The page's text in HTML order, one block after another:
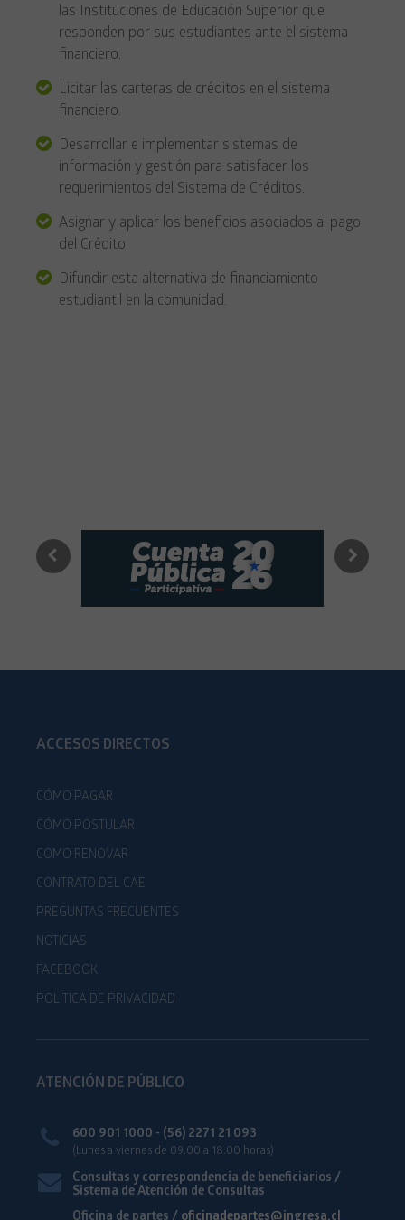
las Instituciones de Educación Superior que
responden por sus estudiantes ante el sistema
financiero.
Licitar las carteras de créditos en el sistema
financiero.
Desarrollar e implementar sistemas de
información y gestión para satisfacer los
requerimientos del Sistema de Créditos.
Asignar y aplicar los beneficios asociados al pago
del Crédito.
Difundir esta alternativa de financiamiento
estudiantil en la comunidad.
ACCESOS DIRECTOS
CÓMO PAGAR
CÓMO POSTULAR
COMO RENOVAR
CONTRATO DEL CAE
PREGUNTAS FRECUENTES
NOTICIAS
FACEBOOK
POLÍTICA DE PRIVACIDAD
ATENCIÓN DE PÚBLICO
600 901 1000 - (56) 2271 21 093
(Lunes a viernes de 09:00 a 18:00 horas)
Consultas y correspondencia de beneficiarios /
Sistema de Atención de Consultas